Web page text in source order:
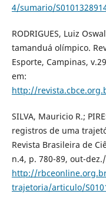
4/sumario/
RODRIGUES, Luiz
tamanduá olímpico.
Esporte, Campinas,
em:
http://
SILVA, Mauricio R.;
registros de uma
Revista Brasileira de
n.4, p. 780-89, out-
http://
trajetoria/articulo/